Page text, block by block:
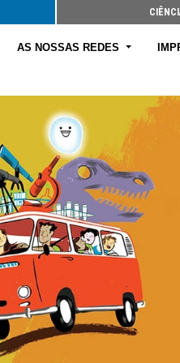
AS NOSSAS REDES